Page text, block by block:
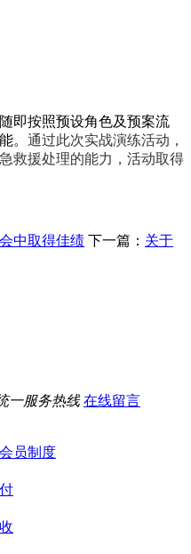
按照预设角色及预案流
。 通过此次实战演练活动，
救援处理的能力，活动取得
中取得佳绩 下一篇： 关于
一服务热线在线留言
会员制度